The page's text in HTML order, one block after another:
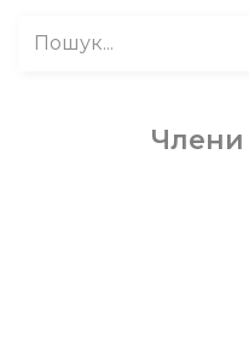
Члени